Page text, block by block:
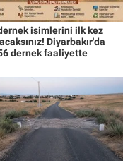
isimlerini ilk kez
Diyarbakır'da
dernek faaliyette